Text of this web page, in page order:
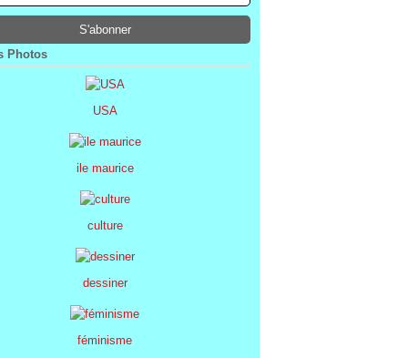
(68)
(7)
(2)
Photos
USA
ile maurice
culture
dessiner
féminisme